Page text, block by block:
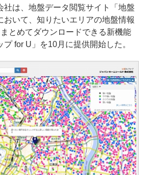
社は、地盤データ閲覧サイト「地盤
おいて、知りたいエリアの地盤情報
とめてダウンロードできる新機能
プ for U」を10月に提供開始した。